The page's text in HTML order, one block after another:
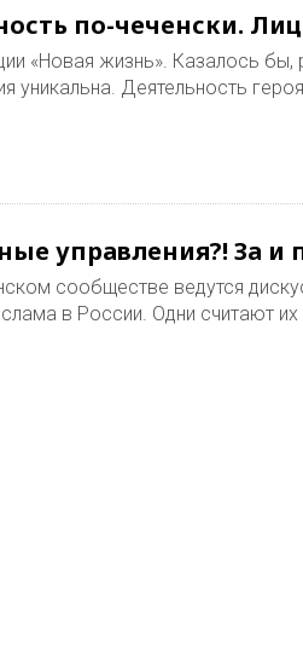
по-чеченски.
«Новая жизнь». Казалось бы,
уникальна. Деятельность
управления?! За и
сообществе ведутся
в России. Одни считают их